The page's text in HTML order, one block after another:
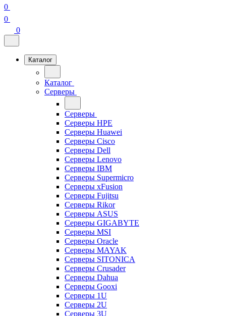
0
0
0
Каталог
Каталог
Серверы
Серверы
Серверы HPE
Серверы Huawei
Серверы Cisco
Серверы Dell
Серверы Lenovo
Серверы IBM
Серверы Supermicro
Серверы xFusion
Серверы Fujitsu
Серверы Rikor
Серверы ASUS
Серверы GIGABYTE
Серверы MSI
Серверы Oracle
Серверы MAYAK
Серверы SITONICA
Серверы Crusader
Серверы Dahua
Серверы Gooxi
Серверы 1U
Серверы 2U
Серверы 3U